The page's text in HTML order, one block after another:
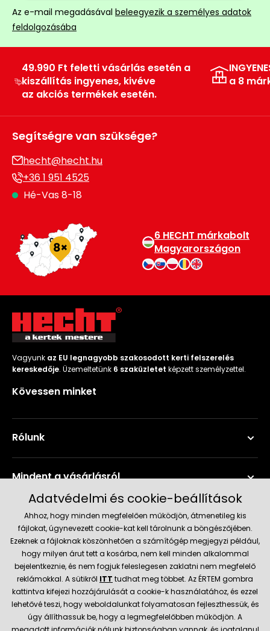
Az e-mail megadásával beleegyezik a személyes adatok
feldolgozásába
49.990 Ft feletti vásárlás esetén a
kiszállítás ingyenes, kivéve
az akciós termékek esetén.
a 8
Segítségre van szüksége?
hecht@hecht.hu
+36 1 951 4525
Hé-Vas 8-18
6 HECHT márkabolt
Magyarországon
Vagyunk az EU legnagyobb szakosodott kerti felszerelés
kereskedője. Üzemeltetünk 6 szaküzletet képzett személyzettel.
Kövessen minket
Rólunk
Mindent a vásárlásról
Szerviz és támogatás
Aktuális információk
Szállítás és fizetési módok
Adatvédelmi és cookie-beállítások
Ahhoz, hogy minden megfelelően működjön, átmenetileg kis
fájlokat, úgynevezett cookie-kat kell tárolnunk a böngészőjében.
Ezeknek a fájloknak köszönhetően a számítógép megjegyzi például,
hogy milyen árut tett a kosárba, nem kell minden alkalommal
bejelentkeznie, és nem fogjuk feleslegesen zaklatni nem megfelelő
reklámokkal. A sütikről ITT tudhat meg többet. Az ÉRTEM gombra
kattintva kifejezi hozzájárulását a cookie-k használatához, és ezzel
lehetővé teszi, hogy weboldalunkat folyamatosan fejleszthessük, és
úgy állíthassuk be, hogy a legmegfelelőbben működjön. A